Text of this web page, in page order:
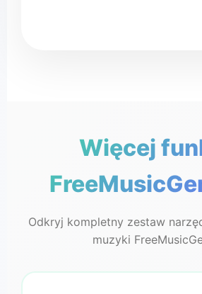
Więcej
Odkryj kompletny zestaw
muzyki